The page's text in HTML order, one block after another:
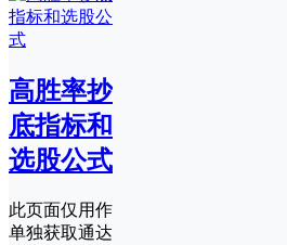
高胜率抄
底指标和
选股公式
此页面仅用作
单独获取通达